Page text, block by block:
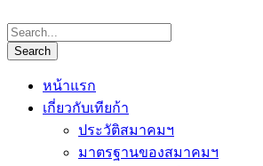
หน้าแรก
เกี่ยวกับเทียก้า
ประวัติสมาคมฯ
มาตรฐานของสมาคมฯ